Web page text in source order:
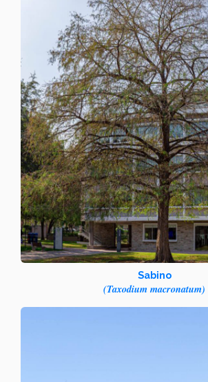
Sabino
(Taxodium macronatum)